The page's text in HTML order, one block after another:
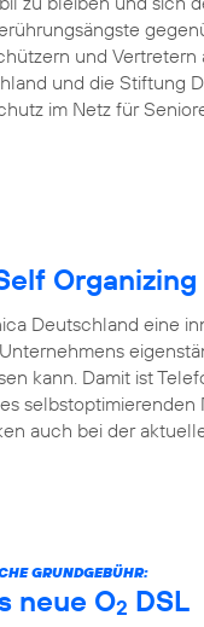
und Vertretern
und die Stiftung
im Netz für
Deutschland eine
kann. Damit ist
selbstoptimierenden
auch bei der
GRUNDGEBÜHR:
neue O2 DSL